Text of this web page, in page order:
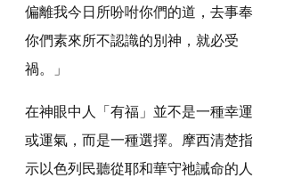
偏離我今日所吩咐你們的道，去事奉
你們素來所不認識的別神，就必受
禍。」
在神眼中人「有福」並不是一種幸運
或運氣，而是一種選擇。摩西清楚指
示以色列民聽從耶和華守祂誡命的人